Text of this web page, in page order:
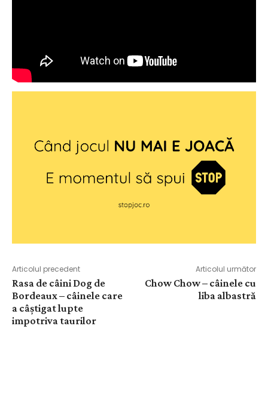
Articolul precedent
Rasa de câini Dog de
Bordeaux – câinele care
a câștigat lupte
impotriva taurilor
Articolul următor
Chow Chow – câinele cu
liba albastră